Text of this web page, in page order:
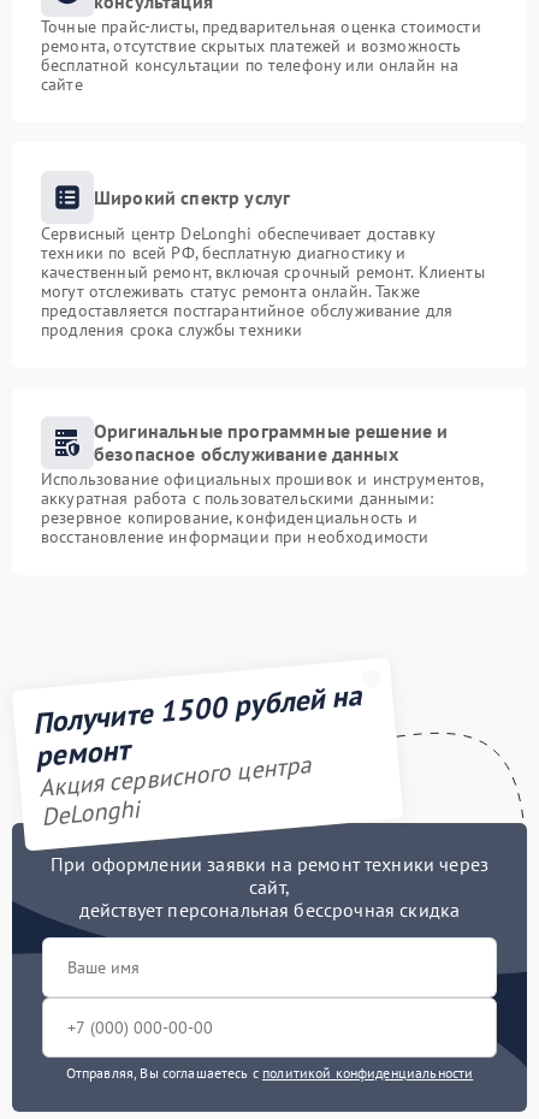
Точные прайс-листы, предварительная оценка стоимости
ремонта, отсутствие скрытых платежей и возможность
бесплатной консультации по телефону или онлайн на
сайте
Широкий спектр услуг
Сервисный центр DeLonghi обеспечивает доставку
техники по всей РФ, бесплатную диагностику и
качественный ремонт, включая срочный ремонт. Клиенты
могут отслеживать статус ремонта онлайн. Также
предоставляется постгарантийное обслуживание для
продления срока службы техники
Оригинальные программные решение и
безопасное обслуживание данных
Использование официальных прошивок и инструментов,
аккуратная работа с пользовательскими данными:
резервное копирование, конфиденциальность и
восстановление информации при необходимости
Получите 1500 рублей на
ремонт
Акция сервисного центра
DeLonghi
При оформлении заявки на ремонт техники через
сайт,
действует персональная бессрочная скидка
Отправляя, Вы соглашаетесь с политикой конфиденциальности